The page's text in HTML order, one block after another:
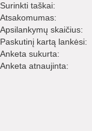
Surinkti taškai:
Atsakomumas:
Apsilankymų skaičius:
Paskutinį kartą lankėsi:
Anketa sukurta:
Anketa atnaujinta: